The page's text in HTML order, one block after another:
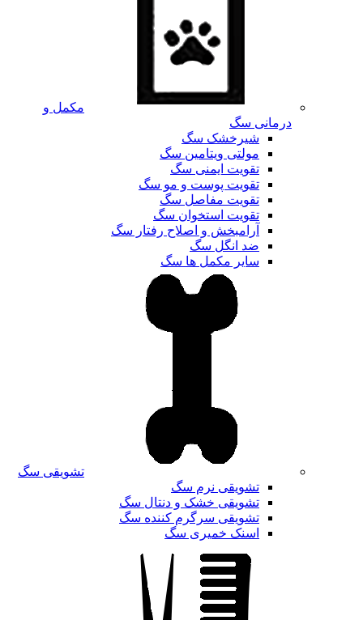
مکمل و
درمانی سگ
شیرخشک سگ
مولتی ویتامین سگ
تقویت ایمنی سگ
تقویت پوست و مو سگ
تقویت مفاصل سگ
تقویت استخوان سگ
آرامبخش و اصلاح رفتار سگ
ضد انگل سگ
سایر مکمل ها سگ
تشویقی سگ
تشویقی نرم سگ
تشویقی خشک و دنتال سگ
تشویقی سرگرم کننده سگ
اسنک خمیری سگ